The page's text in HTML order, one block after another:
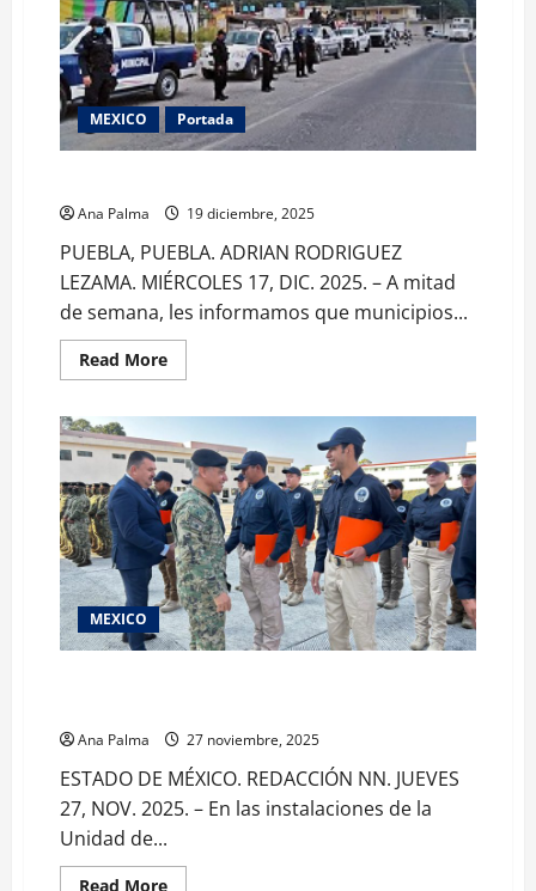
MEXICO Portada
Ana Palma 19 diciembre, 2025
PUEBLA, PUEBLA. ADRIAN RODRIGUEZ
LEZAMA. MIÉRCOLES 17, DIC. 2025. – A mitad
de semana, les informamos que municipios...
Read MoreRead
more
de
seguridad
Puebla-
Guerrero
MEXICO
Ana Palma 27 noviembre, 2025
ESTADO DE MÉXICO. REDACCIÓN NN. JUEVES
27, NOV. 2025. – En las instalaciones de la
Unidad de...
Read MoreRead